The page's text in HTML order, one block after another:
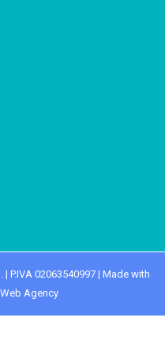
P.IVA 02063540997 | Made with
Agency